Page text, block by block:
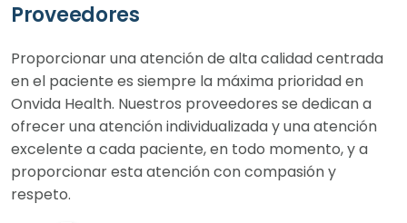
Proveedores
Proporcionar una atención de alta calidad centrada
en el paciente es siempre la máxima prioridad en
Onvida Health. Nuestros proveedores se dedican a
ofrecer una atención individualizada y una atención
excelente a cada paciente, en todo momento, y a
proporcionar esta atención con compasión y
respeto.